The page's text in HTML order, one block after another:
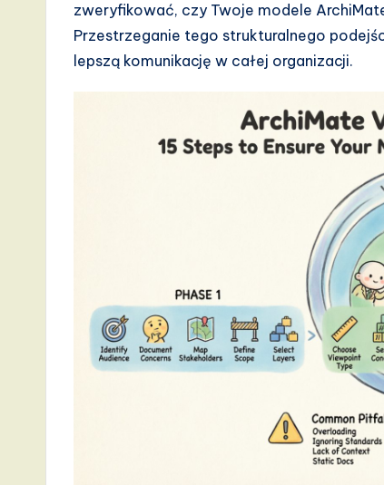
zweryfikować, czy Twoje modele
Przestrzeganie tego strukturalnego
lepszą komunikację w całej organizacji.